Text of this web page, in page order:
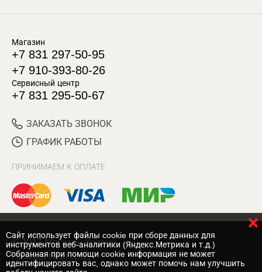
Магазин
+7 831 297-50-95
+7 910-393-80-26
Сервисный центр
+7 831 295-50-67
ЗАКАЗАТЬ ЗВОНОК
ГРАФИК РАБОТЫ
ПРИНИМАЕМ К ОПЛАТЕ
© 2017 Магазин Хозяин
Нижний Новгород
Cайт использует файлы cookie при сборе данных для
инструментов веб-аналитики (Яндекс.Метрика и т.д.)
Собранная при помощи cookie информация не может
идентифицировать вас, однако может помочь нам улучшить